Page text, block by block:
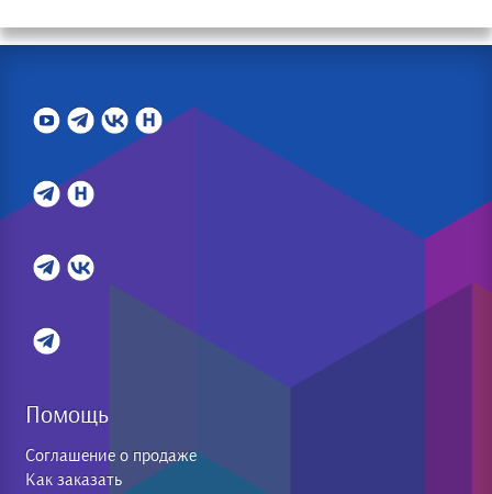
Помощь
Соглашение о продаже
Как заказать